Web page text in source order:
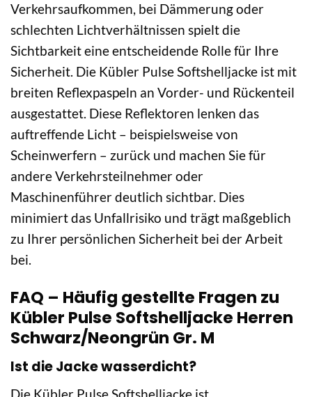
Verkehrsaufkommen, bei Dämmerung oder
schlechten Lichtverhältnissen spielt die
Sichtbarkeit eine entscheidende Rolle für Ihre
Sicherheit. Die Kübler Pulse Softshelljacke ist mit
breiten Reflexpaspeln an Vorder- und Rückenteil
ausgestattet. Diese Reflektoren lenken das
auftreffende Licht – beispielsweise von
Scheinwerfern – zurück und machen Sie für
andere Verkehrsteilnehmer oder
Maschinenführer deutlich sichtbar. Dies
minimiert das Unfallrisiko und trägt maßgeblich
zu Ihrer persönlichen Sicherheit bei der Arbeit
bei.
FAQ – Häufig gestellte Fragen zu
Kübler Pulse Softshelljacke Herren
Schwarz/Neongrün Gr. M
Ist die Jacke wasserdicht?